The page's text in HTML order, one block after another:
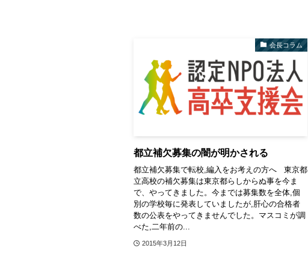
会長コラム
都立補欠募集の闇が明かされる
都立補欠募集で転校,編入をお考えの方へ 東京都
立高校の補欠募集は東京都らしからぬ事を今ま
で、やってきました。今までは募集数を全体,個
別の学校毎に発表していましたが,肝心の合格者
数の公表をやってきませんでした。マスコミが調
べた,二年前の...
2015年3月12日